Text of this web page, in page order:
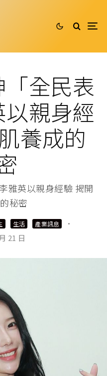
全民表
親身經
養成的
雅英以親身經驗 揭開
秘密
生活 產業訊息
·
21 日